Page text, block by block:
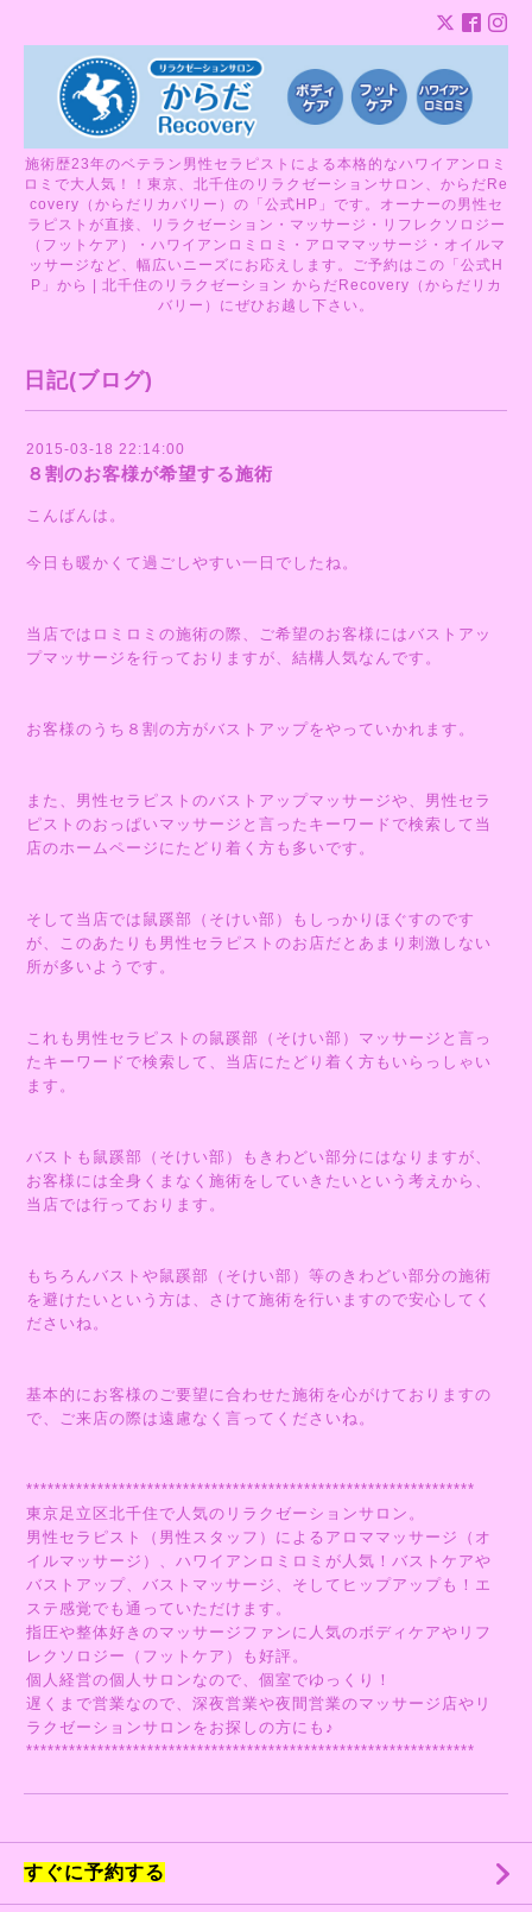
施術歴23年のベテラン男性セラピストによる本格的なハワイアンロミ
ロミで大人気！！東京、北千住のリラクゼーションサロン、からだRe
covery（からだリカバリー）の「公式HP」です。オーナーの男性セ
ラピストが直接、リラクゼーション・マッサージ・リフレクソロジー
（フットケア）・ハワイアンロミロミ・アロママッサージ・オイルマ
ッサージなど、幅広いニーズにお応えします。ご予約はこの「公式H
P」から | 北千住のリラクゼーション からだRecovery（からだリカ
バリー）にぜひお越し下さい。
日記(ブログ)
2015-03-18 22:14:00
８割のお客様が希望する施術
こんばんは。
今日も暖かくて過ごしやすい一日でしたね。
当店ではロミロミの施術の際、ご希望のお客様にはバストアッ
プマッサージを行っておりますが、結構人気なんです。
お客様のうち８割の方がバストアップをやっていかれます。
また、男性セラピストのバストアップマッサージや、男性セラ
ピストのおっぱいマッサージと言ったキーワードで検索して当
店のホームページにたどり着く方も多いです。
そして当店では鼠蹊部（そけい部）もしっかりほぐすのです
が、このあたりも男性セラピストのお店だとあまり刺激しない
所が多いようです。
これも男性セラピストの鼠蹊部（そけい部）マッサージと言っ
たキーワードで検索して、当店にたどり着く方もいらっしゃい
ます。
バストも鼠蹊部（そけい部）もきわどい部分にはなりますが、
お客様には全身くまなく施術をしていきたいという考えから、
当店では行っております。
もちろんバストや鼠蹊部（そけい部）等のきわどい部分の施術
を避けたいという方は、さけて施術を行いますので安心してく
ださいね。
基本的にお客様のご要望に合わせた施術を心がけておりますの
で、ご来店の際は遠慮なく言ってくださいね。
***************************************************************
東京足立区北千住で人気のリラクゼーションサロン。
男性セラピスト（男性スタッフ）によるアロママッサージ（オ
イルマッサージ）、ハワイアンロミロミが人気！バストケアや
バストアップ、バストマッサージ、そしてヒップアップも！エ
ステ感覚でも通っていただけます。
指圧や整体好きのマッサージファンに人気のボディケアやリフ
レクソロジー（フットケア）も好評。
個人経営の個人サロンなので、個室でゆっくり！
遅くまで営業なので、深夜営業や夜間営業のマッサージ店やリ
ラクゼーションサロンをお探しの方にも♪
***************************************************************
すぐに予約する